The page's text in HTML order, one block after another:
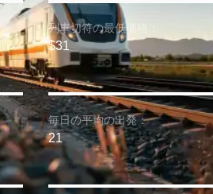
列車切符の最低価格：
$31
毎日の平均の出発：
21